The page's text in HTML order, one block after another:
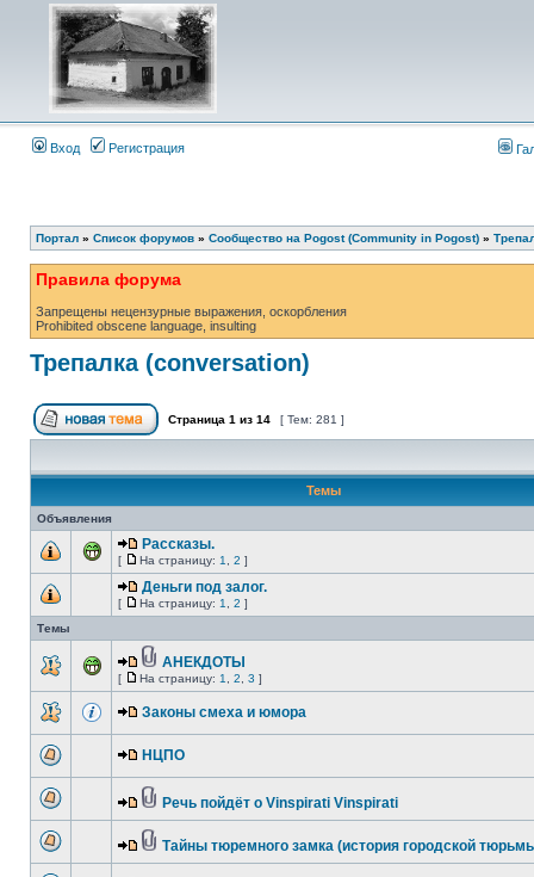
Вход Регистрация
Портал » Список форумов » Сообщество на Pogost (Community in Pogost) »
Правила форума
Запрещены нецензурные выражения, оскорбления
Prohibited obscene language, insulting
Трепалка (conversation)
Страница 1 из 14 [ Тем: 281 ]
Темы
Объявления
Рассказы.
[ На страницу: 1 2 ]
Деньги под залог.
[ На страницу: 1 2 ]
Темы
АНЕКДОТЫ
[ На страницу: 1 2 3 ]
Законы смеха и юмора
НЦПО
Речь пойдёт о Vinspirati Vinspirati
Тайны тюремного замка (история городской